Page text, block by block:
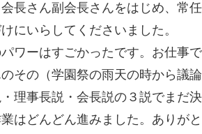
長さん副会長さんをはじめ、常
にいらしてくださいました。
ワーはすごかったです。お仕事
その（学園祭の雨天の時から議
理事長説・会長説の３説でまだ
はどんどん進みました。ありが